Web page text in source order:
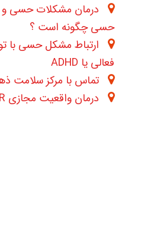
درمان مشکلات حسی و
حسی چگونه است ؟
ارتباط مشکل حسی با
فعالی یا ADHD
تماس با مرکز سلامت
درمان واقعیت مجازی VR